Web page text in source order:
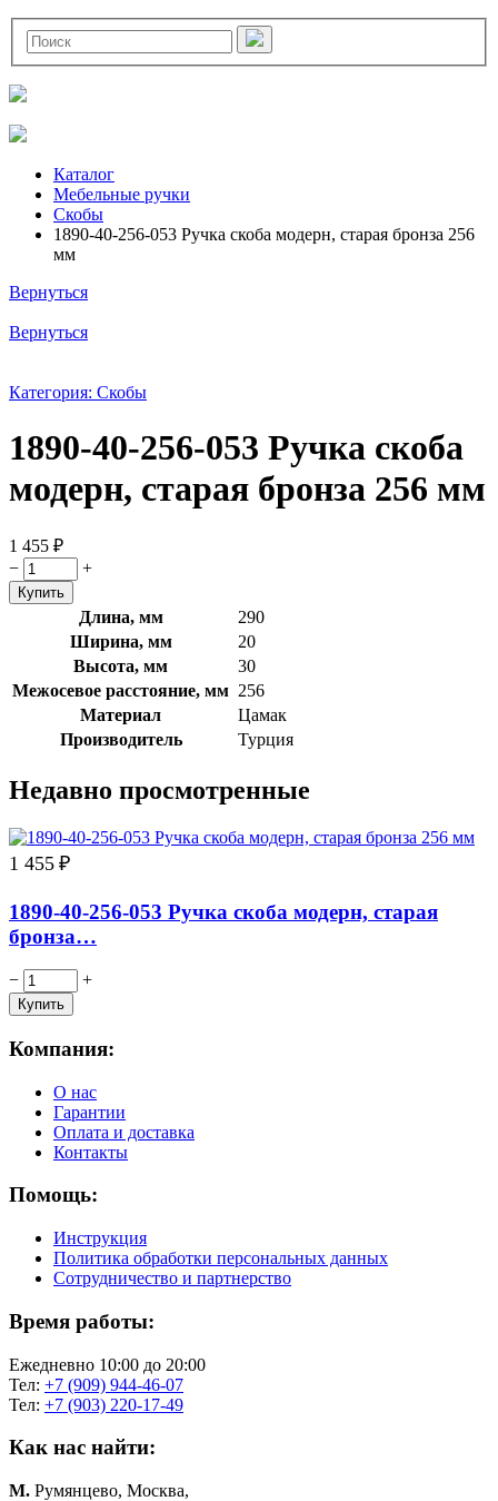
Каталог
Мебельные ручки
Скобы
1890-40-256-053 Ручка скоба модерн, старая бронза 256
мм
Вернуться
Вернуться
Категория: Скобы
1890-40-256-053 Ручка скоба
модерн, старая бронза 256 мм
1 455 ₽
−
+
Длина, мм
290
Ширина, мм
20
Высота, мм
30
Межосевое расстояние, мм 256
Материал
Цамак
Производитель
Турция
Недавно просмотренные
1 455 ₽
1890-40-256-053 Ручка скоба модерн, старая
бронза…
− +
Компания:
О нас
Гарантии
Оплата и доставка
Контакты
Помощь:
Инструкция
Политика обработки персональных данных
Сотрудничество и партнерство
Время работы:
Ежедневно 10:00 до 20:00
Тел: +7 (909) 944-46-07
Тел: +7 (903) 220-17-49
Как нас найти:
М. Румянцево, Москва,